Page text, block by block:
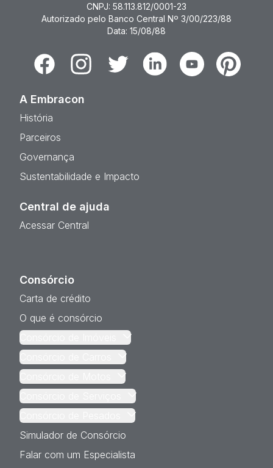
CNPJ: 58.113.812/0001-23
Autorizado pelo Banco Central Nº 3/00/223/88
Data: 15/08/88
FacebookInstagramTwitter LinkedinYoutubePinterest
A Embracon
História
Parceiros
Governança
Sustentabilidade e Impacto
Central de ajuda
Acessar Central
Consórcio
Carta de crédito
O que é consórcio
Simulador de Consórcio
Falar com um Especialista